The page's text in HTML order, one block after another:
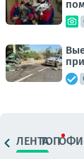
ЛЕНТАТОП